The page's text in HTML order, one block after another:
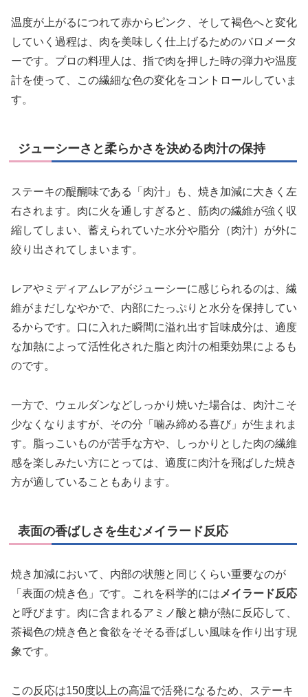
温度が上がるにつれて赤からピンク、そして褐色へと変化
していく過程は、肉を美味しく仕上げるためのバロメータ
ーです。プロの料理人は、指で肉を押した時の弾力や温度
計を使って、この繊細な色の変化をコントロールしていま
す。
ジューシーさと柔らかさを決める肉汁の保持
ステーキの醍醐味である「肉汁」も、焼き加減に大きく左
右されます。肉に火を通しすぎると、筋肉の繊維が強く収
縮してしまい、蓄えられていた水分や脂分（肉汁）が外に
絞り出されてしまいます。
レアやミディアムレアがジューシーに感じられるのは、繊
維がまだしなやかで、内部にたっぷりと水分を保持してい
るからです。口に入れた瞬間に溢れ出す旨味成分は、適度
な加熱によって活性化された脂と肉汁の相乗効果によるも
のです。
一方で、ウェルダンなどしっかり焼いた場合は、肉汁こそ
少なくなりますが、その分「噛み締める喜び」が生まれま
す。脂っこいものが苦手な方や、しっかりとした肉の繊維
感を楽しみたい方にとっては、適度に肉汁を飛ばした焼き
方が適していることもあります。
表面の香ばしさを生むメイラード反応
焼き加減において、内部の状態と同じくらい重要なのが
「表面の焼き色」です。これを科学的には メイラード反応
と呼びます。肉に含まれるアミノ酸と糖が熱に反応して、
茶褐色の焼き色と食欲をそそる香ばしい風味を作り出す現
象です。
この反応は150度以上の高温で活発になるため、ステーキ